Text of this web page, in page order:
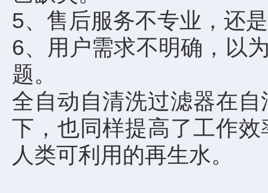
5、售后服务不专业，还
6、用户需求不明确，以
题。
全自动自清洗过滤器在
下，也同样提高了工作
人类可利用的再生水。